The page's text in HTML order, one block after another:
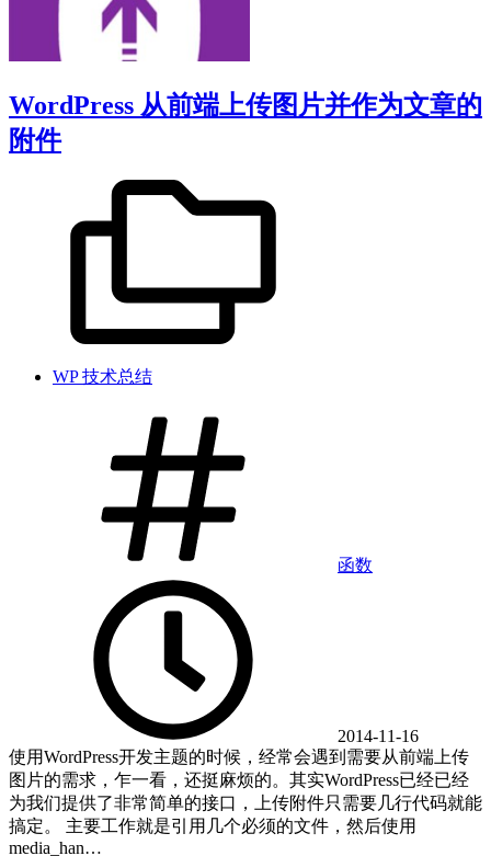
WordPress 从前端上传图片并作为文章的
附件
WP 技术总结
函数
2014-11-16
使用WordPress开发主题的时候，经常会遇到需要从前端上传
图片的需求，乍一看，还挺麻烦的。其实WordPress已经已经
为我们提供了非常简单的接口，上传附件只需要几行代码就能
搞定。 主要工作就是引用几个必须的文件，然后使用
media_han…